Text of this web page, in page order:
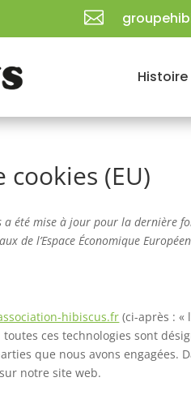

Histoire
(EU)
a été mise à jour pour la dernière
de l’Espace Économique
hibiscus.fr (ci-après : «
ces technologies sont
que nous avons engagées.
notre site web.